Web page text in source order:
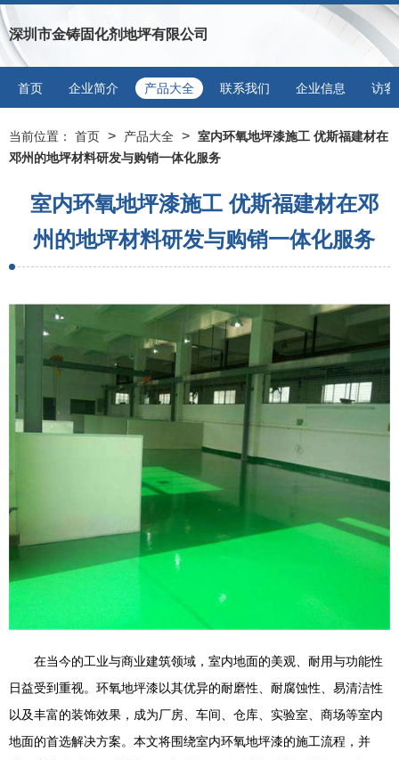
深圳市金铸固化剂地坪有限公司
首页 企业简介 产品大全 联系我们 企业信息 访客
当前位置： 首页 > 产品大全 > 室内环氧地坪漆施工 优斯福建材在
邓州的地坪材料研发与购销一体化服务
室内环氧地坪漆施工 优斯福建材在邓
州的地坪材料研发与购销一体化服务
在当今的工业与商业建筑领域，室内地面的美观、耐用与功能性
日益受到重视。环氧地坪漆以其优异的耐磨性、耐腐蚀性、易清洁性
以及丰富的装饰效果，成为厂房、车间、仓库、实验室、商场等室内
地面的首选解决方案。本文将围绕室内环氧地坪漆的施工流程，并